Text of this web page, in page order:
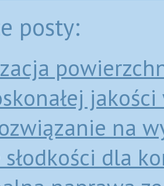
posty:
na
dla